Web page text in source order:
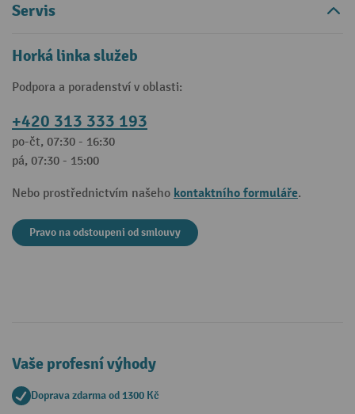
Servis
Horká linka služeb
Podpora a poradenství v oblasti:
+420 313 333 193
po-čt, 07:30 - 16:30
pá, 07:30 - 15:00
Nebo prostřednictvím našeho kontaktního formuláře.
Pravo na odstoupeni od smlouvy
Vaše profesní výhody
Doprava zdarma od 1300 Kč